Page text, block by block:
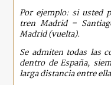
Por ejemplo: si usted
tren Madrid –
Madrid (vuelta).
Se admiten todas las
dentro de España,
larga distancia entre